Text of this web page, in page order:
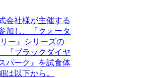
会社様が主催する
加し、『クォータ
ー』シリーズの
『ブラックダイヤ
パーク』を試食体
は以下から。